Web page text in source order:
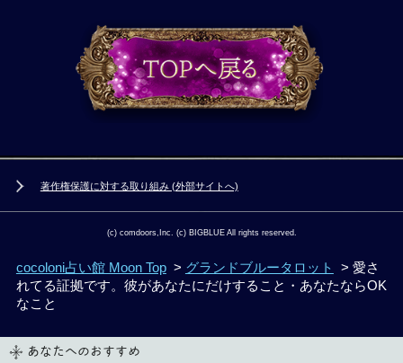
著作権保護に対する取り組み (外部サイトへ)
(c) comdoors,Inc. (c) BIGBLUE All rights reserved.
cocoloni占い館 Moon Top> グランドブルータロット
> 愛さ
れてる証拠です。彼があなたにだけすること・あなたならOK
なこと
あなたへのおすすめ